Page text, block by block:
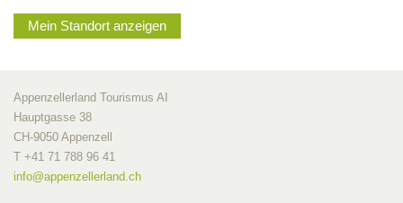
Mein Standort anzeigen
Appenzellerland Tourismus AI
Hauptgasse 38
CH-9050 Appenzell
T +41 71 788 96 41
info@appenzellerland.ch